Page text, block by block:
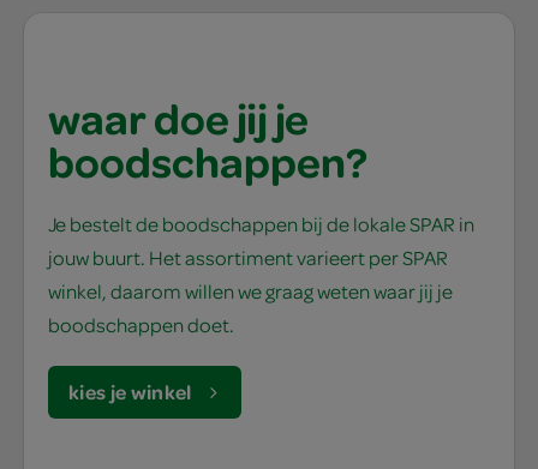
waar doe jij je
boodschappen?
Je bestelt de boodschappen bij de lokale SPAR in
jouw buurt. Het assortiment varieert per SPAR
winkel, daarom willen we graag weten waar jij je
boodschappen doet.
kies je winkel